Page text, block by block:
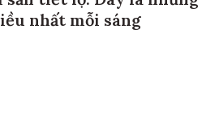
nhất mỗi sáng